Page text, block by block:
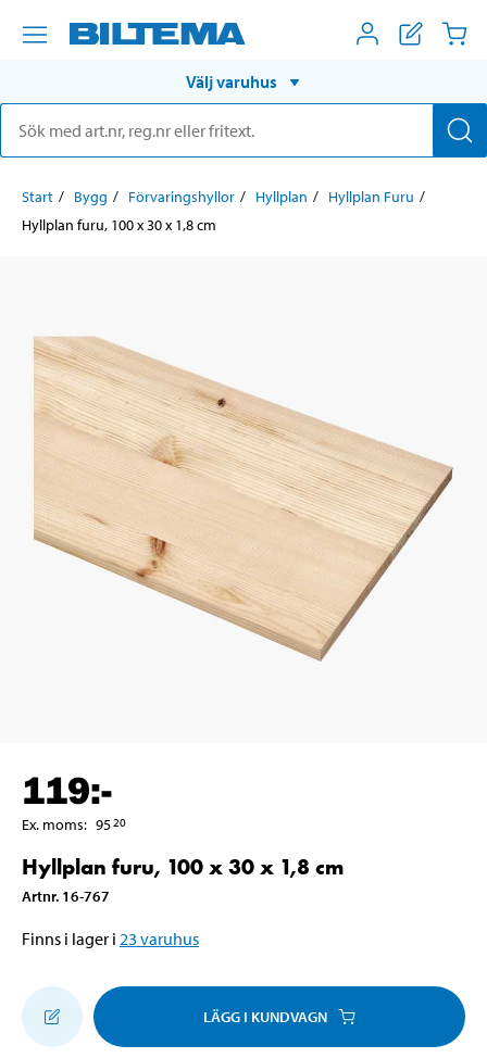
Välj varuhus
Start Bygg Förvaringshyllor Hyllplan
Hyllplan Furu
Hyllplan furu, 100 x 30 x 1,8 cm
119:-
Ex. moms: 9520
Hyllplan furu, 100 x 30 x 1,8 cm
Artnr. 16-767
Finns i lager i 23 varuhus
LÄGG I KUNDVAGN